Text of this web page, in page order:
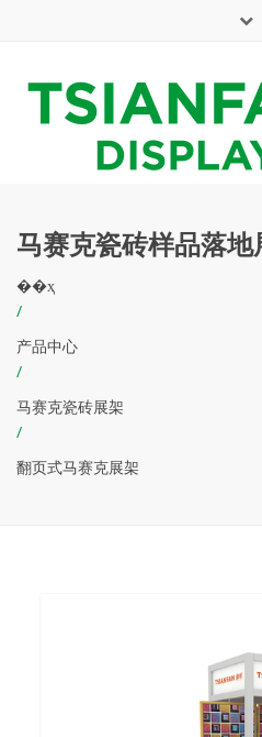
周一 - 周
马赛克瓷砖样品落
��ҳ
/
产品中心
/
马赛克瓷砖展架
/
翻页式马赛克展架